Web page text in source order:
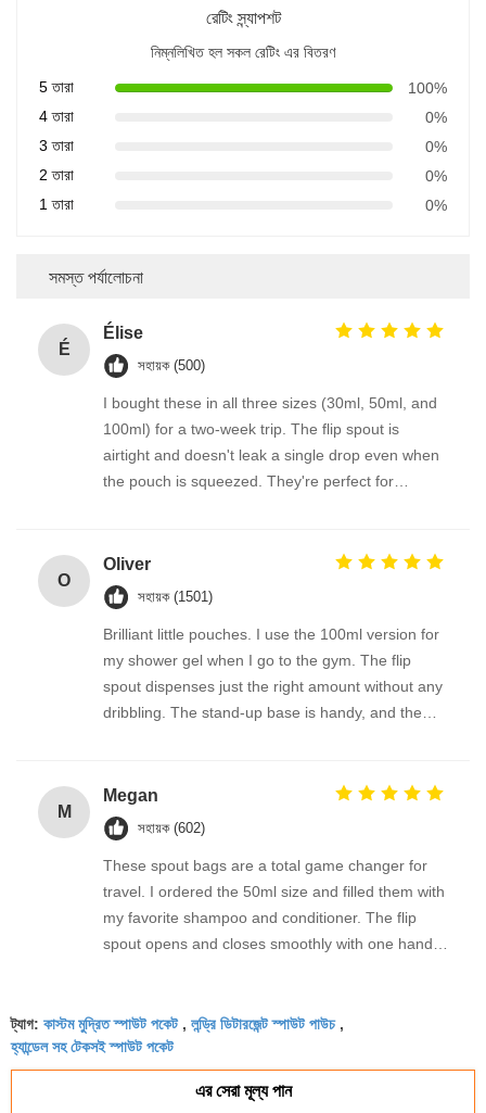
রেটিং স্ন্যাপশট
নিম্নলিখিত হল সকল রেটিং এর বিতরণ
5 তারা
100%
4 তারা
0%
3 তারা
0%
2 তারা
0%
1 তারা
0%
সমস্ত পর্যালোচনা
É
Élise
সহায়ক (500)
I bought these in all three sizes (30ml, 50ml, and
100ml) for a two-week trip. The flip spout is
airtight and doesn't leak a single drop even when
the pouch is squeezed. They're perfect for
compact shape saves so much space.
O
Oliver
সহায়ক (1501)
Brilliant little pouches. I use the 100ml version for
my shower gel when I go to the gym. The flip
spout dispenses just the right amount without any
dribbling. The stand-up base is handy, and the
reusing again and again.
M
Megan
সহায়ক (602)
These spout bags are a total game changer for
travel. I ordered the 50ml size and filled them with
my favorite shampoo and conditioner. The flip
spout opens and closes smoothly with one hand,
to refill. I'll never go back to bulky travel bottles.
ট্যাগ: কাস্টম মুদ্রিত স্পাউট পকেট, লন্ড্রি ডিটারজেন্ট স্পাউট পাউচ,
হ্যান্ডেল সহ টেকসই স্পাউট পকেট
এর সেরা মূল্য পান